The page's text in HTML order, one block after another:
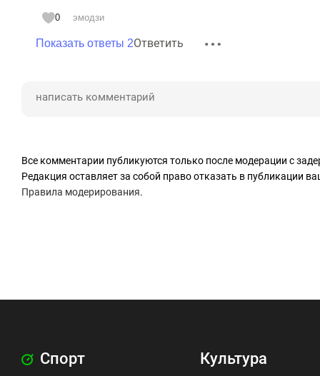
0 эмодзи
Показать ответы 2Ответить
Все комментарии публикуются только после модерации с
Редакция оставляет за собой право отказать в публикации
Правила модерирования.
Спорт Культура